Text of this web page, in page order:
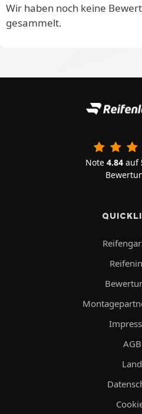
Wir haben noch keine
gesammelt.
Note 4.84 auf
AGB
Land